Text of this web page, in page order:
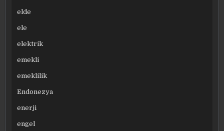
elde
ele
elektrik
emekli
emeklilik
Endonezya
enerji
engel